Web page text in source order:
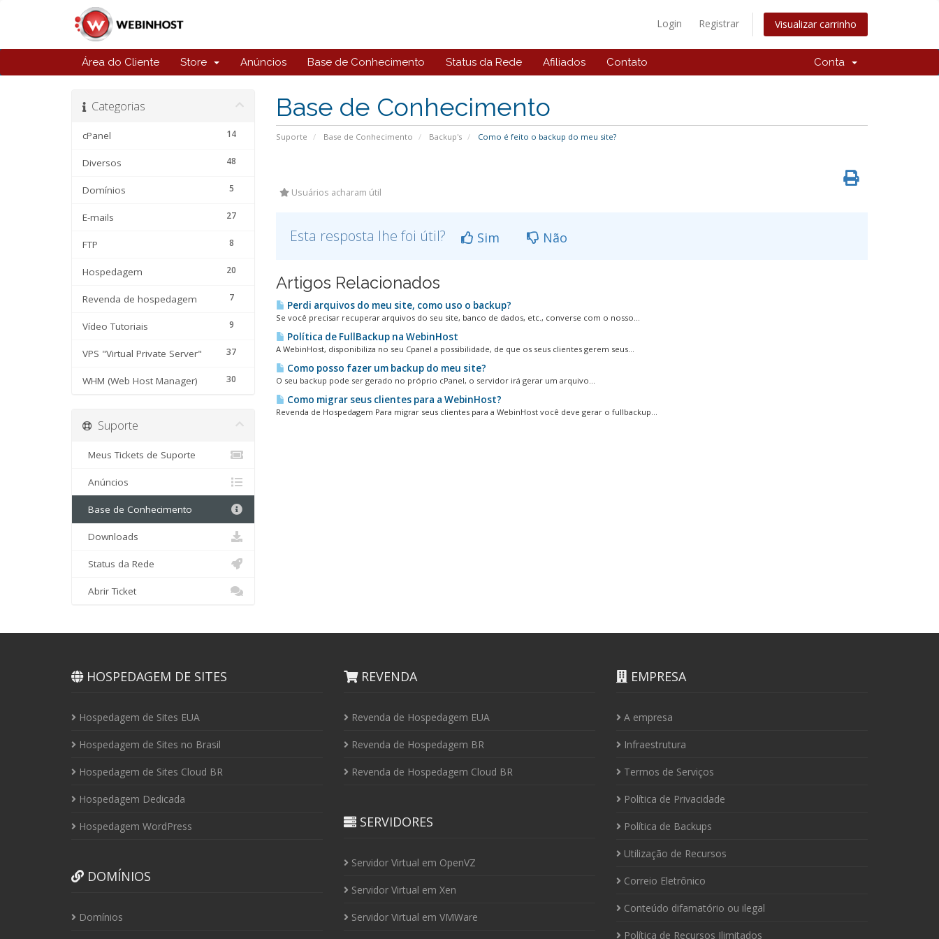
Login Registrar Visualizar carrinho
Área do Cliente Store Anúncios Base de Conhecimento Status da Rede Afiliados Contato Conta
Base de Conhecimento
Suporte Base de Conhecimento Backup's Como é feito o backup do meu site?
Categorias
14
cPanel
48
Diversos
5
Domínios
27
E-mails
8
FTP
20
Hospedagem
7
Revenda de hospedagem
9
Vídeo Tutoriais
37
VPS "Virtual Private Server"
30
WHM (Web Host Manager)
Usuários acharam útil
Esta resposta lhe foi útil? Sim Não
Artigos Relacionados
Perdi arquivos do meu site, como uso o backup?
Se você precisar recuperar arquivos do seu site, banco de dados, etc., converse com o nosso...
Política de FullBackup na WebinHost
A WebinHost, disponibiliza no seu Cpanel a possibilidade, de que os seus clientes gerem seus...
Como posso fazer um backup do meu site?
O seu backup pode ser gerado no próprio cPanel, o servidor irá gerar um arquivo...
Como migrar seus clientes para a WebinHost?
Revenda de Hospedagem Para migrar seus clientes para a WebinHost você deve gerar o fullbackup...
Suporte
Meus Tickets de Suporte
Anúncios
Base de Conhecimento
Downloads
Status da Rede
Abrir Ticket
HOSPEDAGEM DE SITES
Hospedagem de Sites EUA
Hospedagem de Sites no Brasil
Hospedagem de Sites Cloud BR
Hospedagem Dedicada
Hospedagem WordPress
DOMÍNIOS
Domínios
REVENDA
Revenda de Hospedagem EUA
Revenda de Hospedagem BR
Revenda de Hospedagem Cloud BR
SERVIDORES
Servidor Virtual em OpenVZ
Servidor Virtual em Xen
Servidor Virtual em VMWare
EMPRESA
A empresa
Infraestrutura
Termos de Serviços
Política de Privacidade
Política de Backups
Utilização de Recursos
Correio Eletrônico
Conteúdo difamatório ou ilegal
Política de Recursos Ilimitados